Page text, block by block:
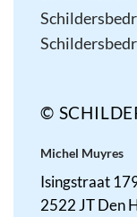
©
Michel Muyres
Isingstraat
2522 JT Den